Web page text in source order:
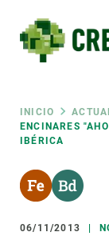
contenido
principal
Ruta
de
INICIO
ENCINARES
IBÉRICA
06/11/2013
RRSS